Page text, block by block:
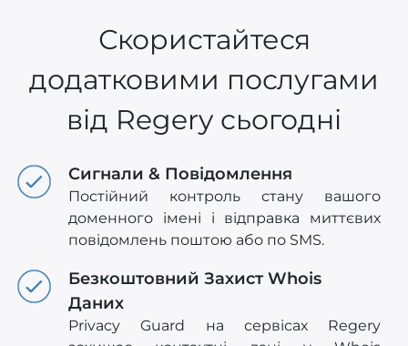
Скористайтеся
додатковими послугами
від Regery сьогодні
Сигнали & Повідомлення
Постійний контроль стану вашого
доменного імені і відправка миттєвих
повідомлень поштою або по SMS.
Безкоштовний Захист Whois
Даних
Privacy Guard на сервісах Regery